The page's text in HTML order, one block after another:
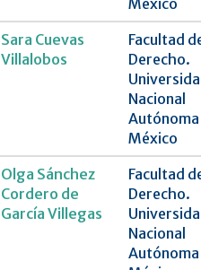
México
Sara Cuevas
Villalobos
Facultad
Derecho.
Nacional
Autónoma
México
Olga Sánchez
Cordero de
García Villegas
Facultad
Derecho.
Nacional
Autónoma